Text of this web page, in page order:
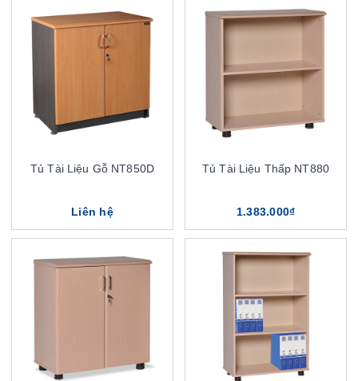
Tủ Tài Liệu Gỗ NT850D
Liên hệ
Tủ Tài Liệu Thấp NT880
1.383.000₫